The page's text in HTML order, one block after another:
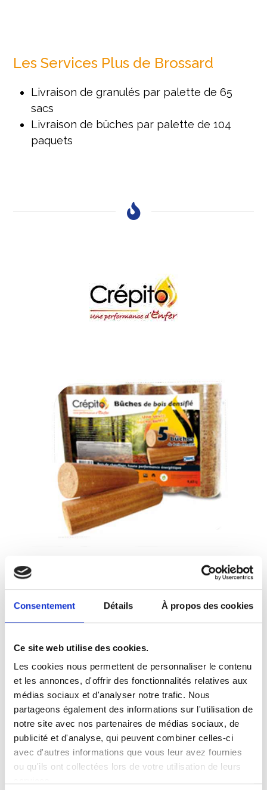
Consentement Détails À propos des cookies
Ce site web utilise des cookies.
Les cookies nous permettent de personnaliser le contenu
et les annonces, d'offrir des fonctionnalités relatives aux
médias sociaux et d'analyser notre trafic. Nous
partageons également des informations sur l'utilisation de
notre site avec nos partenaires de médias sociaux, de
publicité et d'analyse, qui peuvent combiner celles-ci
avec d'autres informations que vous leur avez fournies
ou qu'ils ont collectées lors de votre utilisation de leurs
Les Services Plus de Brossard
Livraison de granulés par palette de 65
sacs
Livraison de bûches par palette de 104
paquets